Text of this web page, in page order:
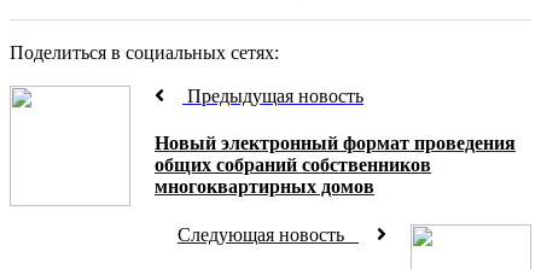
Поделиться в социальных сетях:
Предыдущая новость
Новый электронный формат проведения
общих собраний собственников
многоквартирных домов
Следующая новость